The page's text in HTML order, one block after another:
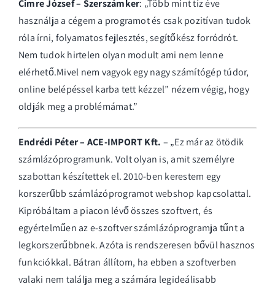
Cimre József – Szerszámker: „Több mint tíz éve
használja a cégem a programot és csak pozitívan tudok
róla írni, folyamatos fejlesztés, segítőkész forródrót.
Nem tudok hirtelen olyan modult ami nem lenne
elérhető.Mivel nem vagyok egy nagy számítógép túdor,
online belépéssel karba tett kézzel” nézem végig, hogy
oldják meg a problémámat.”
Endrédi Péter – ACE-IMPORT Kft. – „Ez már az ötödik
számlázóprogramunk. Volt olyan is, amit személyre
szabottan készítettek el. 2010-ben kerestem egy
korszerűbb számlázóprogramot webshop kapcsolattal.
Kipróbáltam a piacon lévő összes szoftvert, és
egyértelműen az e-szoftver számlázóprogramja tűnt a
legkorszerűbbnek. Azóta is rendszeresen bővül hasznos
funkciókkal. Bátran állítom, ha ebben a szoftverben
valaki nem találja meg a számára legideálisabb